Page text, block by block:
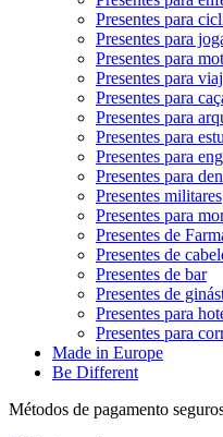
Presentes para
Presentes para
Presentes para
Presentes para
Presentes para
Presentes para
Presentes para
Presentes para
Presentes para
Presentes militares
Presentes para
Presentes de
Presentes de
Presentes de bar
Presentes de
Presentes para
Presentes para
Made in Europe
Be Different
Métodos de pagamento